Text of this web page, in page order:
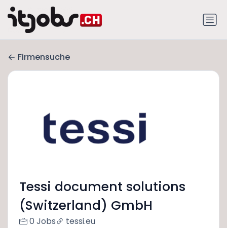
Firmensuche
Tessi document solutions
(Switzerland) GmbH
0 Jobs tessi.eu